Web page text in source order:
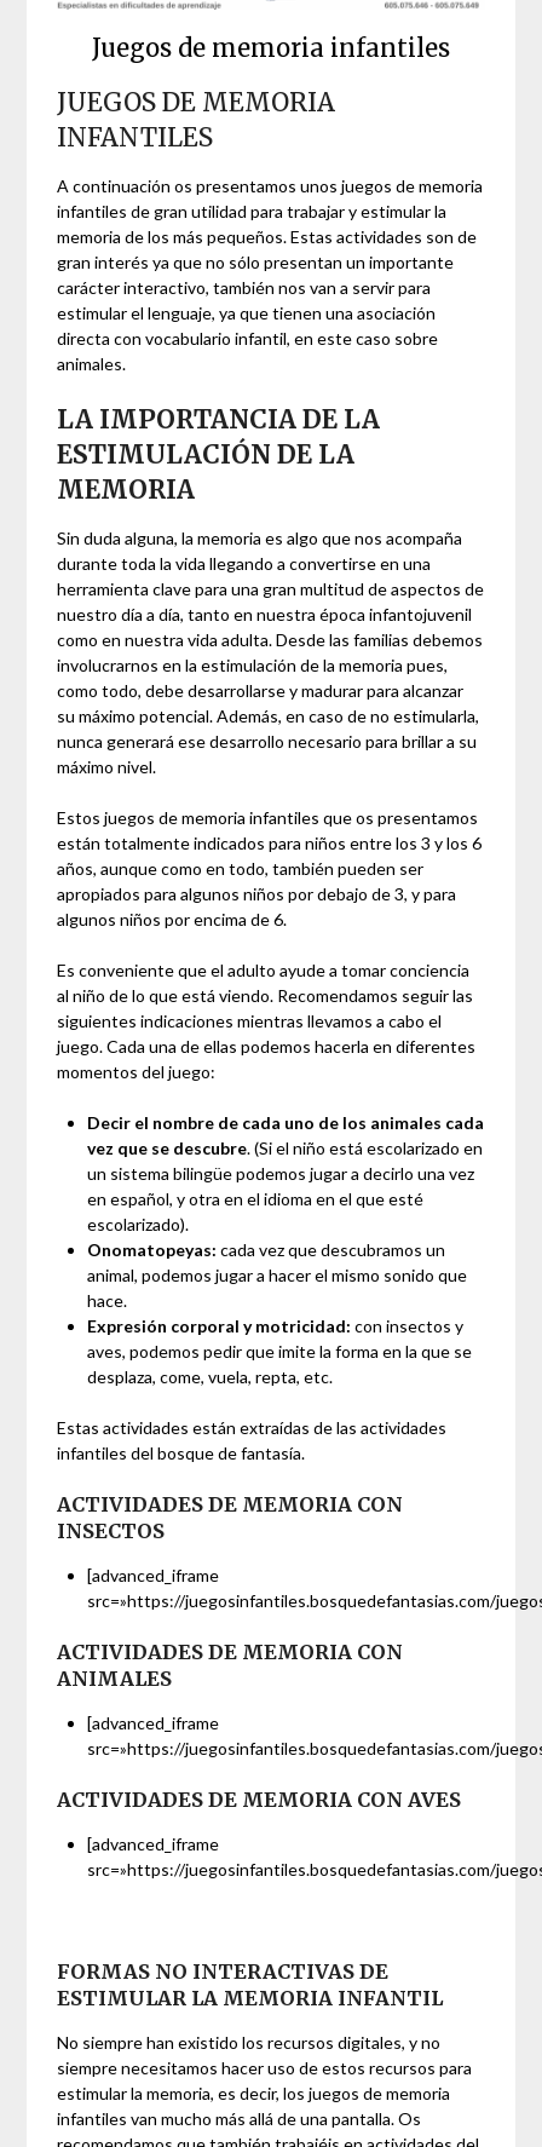
Juegos de memoria infantiles
JUEGOS DE MEMORIA
INFANTILES
A continuación os presentamos unos juegos de memoria
infantiles de gran utilidad para trabajar y estimular la
memoria de los más pequeños. Estas actividades son de
gran interés ya que no sólo presentan un importante
carácter interactivo, también nos van a servir para
estimular el lenguaje, ya que tienen una asociación
directa con vocabulario infantil, en este caso sobre
animales.
LA IMPORTANCIA DE LA
ESTIMULACIÓN DE LA
MEMORIA
Sin duda alguna, la memoria es algo que nos acompaña
durante toda la vida llegando a convertirse en una
herramienta clave para una gran multitud de aspectos de
nuestro día a día, tanto en nuestra época infantojuvenil
como en nuestra vida adulta. Desde las familias debemos
involucrarnos en la estimulación de la memoria pues,
como todo, debe desarrollarse y madurar para alcanzar
su máximo potencial. Además, en caso de no estimularla,
nunca generará ese desarrollo necesario para brillar a su
máximo nivel.
Estos juegos de memoria infantiles que os presentamos
están totalmente indicados para niños entre los 3 y los 6
años, aunque como en todo, también pueden ser
apropiados para algunos niños por debajo de 3, y para
algunos niños por encima de 6.
Es conveniente que el adulto ayude a tomar conciencia
al niño de lo que está viendo. Recomendamos seguir las
siguientes indicaciones mientras llevamos a cabo el
juego. Cada una de ellas podemos hacerla en diferentes
momentos del juego:
Decir el nombre de cada uno de los animales cada
vez que se descubre. (Si el niño está escolarizado en
un sistema bilingüe podemos jugar a decirlo una vez
en español, y otra en el idioma en el que esté
escolarizado).
Onomatopeyas: cada vez que descubramos un
animal, podemos jugar a hacer el mismo sonido que
hace.
Expresión corporal y motricidad: con insectos y
aves, podemos pedir que imite la forma en la que se
desplaza, come, vuela, repta, etc.
Estas actividades están extraídas de las actividades
infantiles del bosque de fantasía.
ACTIVIDADES DE MEMORIA CON
INSECTOS
[advanced_iframe
src=»https://juegosinfantiles.bosquedefantasias.com/
ACTIVIDADES DE MEMORIA CON
ANIMALES
[advanced_iframe
src=»https://juegosinfantiles.bosquedefantasias.com/
ACTIVIDADES DE MEMORIA CON AVES
[advanced_iframe
src=»https://juegosinfantiles.bosquedefantasias.com/
FORMAS NO INTERACTIVAS DE
ESTIMULAR LA MEMORIA INFANTIL
No siempre han existido los recursos digitales, y no
siempre necesitamos hacer uso de estos recursos para
estimular la memoria, es decir, los juegos de memoria
infantiles van mucho más allá de una pantalla. Os